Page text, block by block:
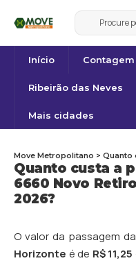
Início Contagem
Ribeirão das Neves
Mais cidades
Quanto custa a
6660 Novo
2026?
Move Metropolitano > Quanto custa
O valor da passagem
Horizonte é de R$ 11,25